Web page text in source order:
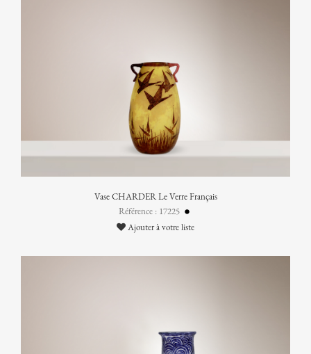
Vase CHARDER Le Verre Français
Référence : 17225
Ajouter à votre liste